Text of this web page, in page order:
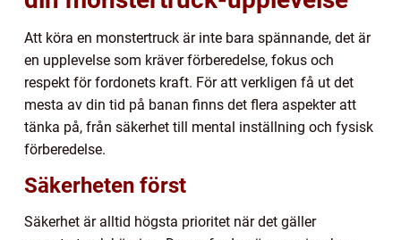
Att köra en monstertruck är inte bara spännande, det är
en upplevelse som kräver förberedelse, fokus och
respekt för fordonets kraft. För att verkligen få ut det
mesta av din tid på banan finns det flera aspekter att
tänka på, från säkerhet till mental inställning och fysisk
förberedelse.
Säkerheten först
Säkerhet är alltid högsta prioritet när det gäller